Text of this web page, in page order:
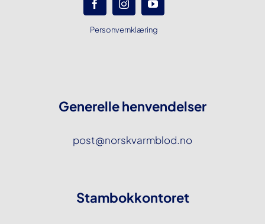
Personvernklæring
Generelle henvendelser
post@norskvarmblod.no
Stambokkontoret